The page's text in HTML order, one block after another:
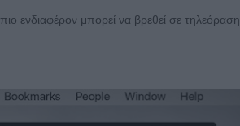
ενδιαφέρον μπορεί να βρεθεί σε τηλεόραση,